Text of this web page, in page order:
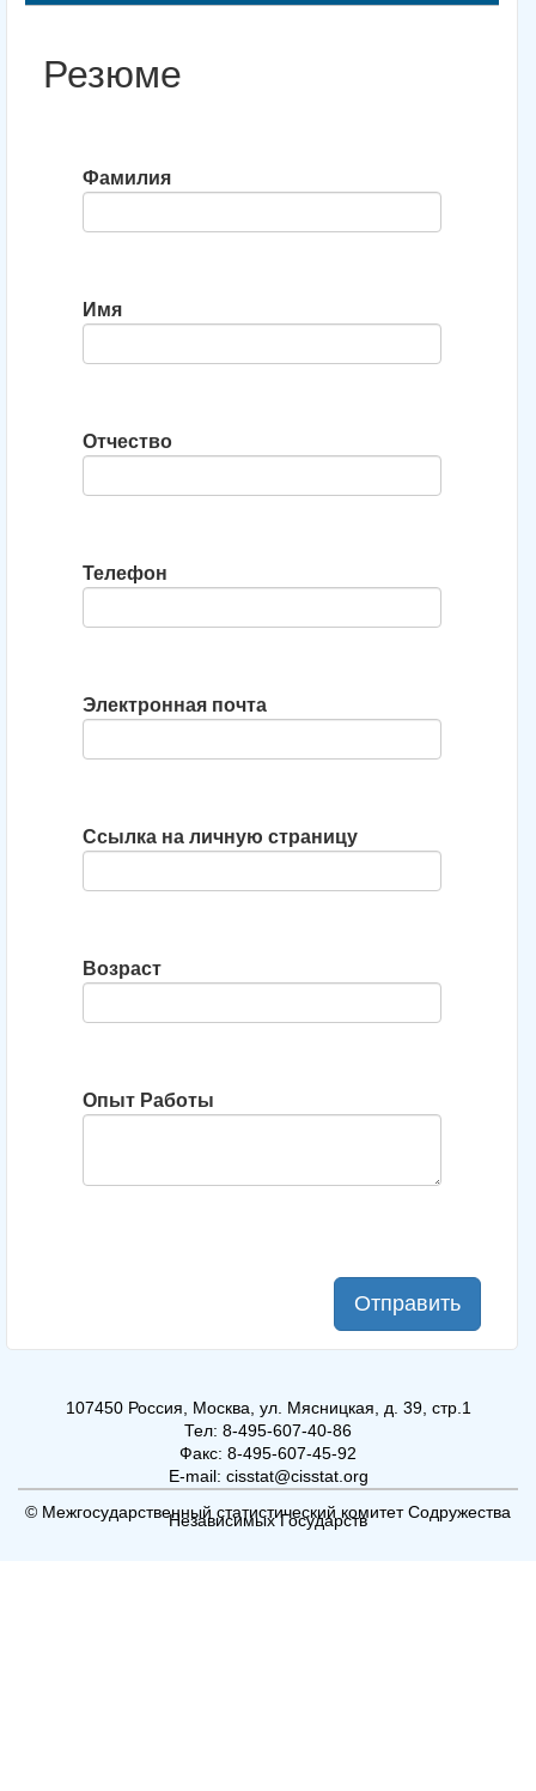
Резюме
Фамилия
Имя
Отчество
Телефон
Электронная почта
Ссылка на личную страницу
Возраст
Опыт Работы
Отправить
107450 Россия, Москва, ул. Мясницкая, д. 39, стр.1
Тел: 8-495-607-40-86
Факс: 8-495-607-45-92
E-mail: cisstat@cisstat.org
© Межгосударственный статистический комитет Содружества
Независимых Государств